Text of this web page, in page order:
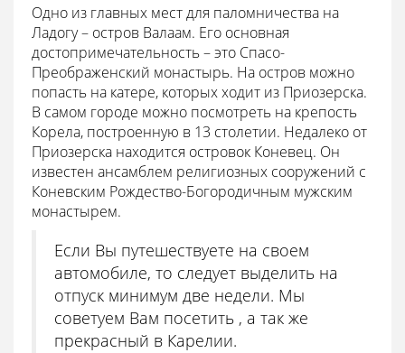
Одно из главных мест для паломничества на
Ладогу – остров Валаам. Его основная
достопримечательность – это Спасо-
Преображенский монастырь. На остров можно
попасть на катере, которых ходит из Приозерска.
В самом городе можно посмотреть на крепость
Корела, построенную в 13 столетии. Недалеко от
Приозерска находится островок Коневец. Он
известен ансамблем религиозных сооружений с
Коневским Рождество-Богородичным мужским
монастырем.
Если Вы путешествуете на своем
автомобиле, то следует выделить на
отпуск минимум две недели. Мы
советуем Вам посетить , а так же
прекрасный в Карелии.